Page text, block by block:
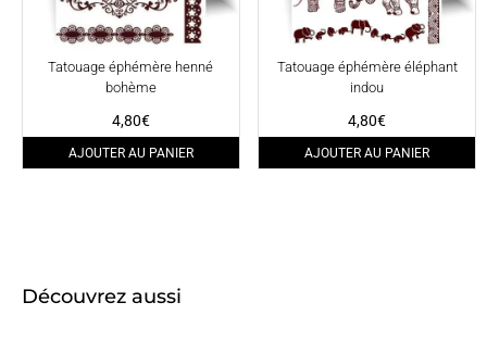
Tatouage éphémère henné
bohème
4,80€
AJOUTER AU PANIER
Tatouage éphémère éléphant
indou
4,80€
AJOUTER AU PANIER
Découvrez aussi